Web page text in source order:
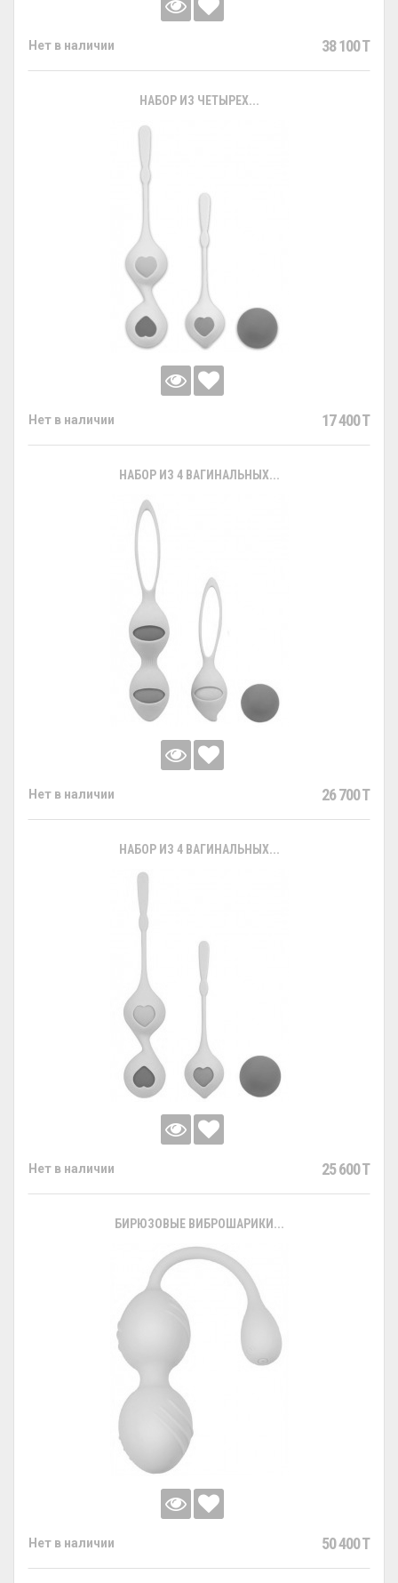
Нет в наличии 38 100 T
НАБОР ИЗ ЧЕТЫРЕХ...
Нет в наличии 17 400 T
НАБОР ИЗ 4 ВАГИНАЛЬНЫХ...
Нет в наличии 26 700 T
НАБОР ИЗ 4 ВАГИНАЛЬНЫХ...
Нет в наличии 25 600 T
БИРЮЗОВЫЕ ВИБРОШАРИКИ...
Нет в наличии 50 400 T